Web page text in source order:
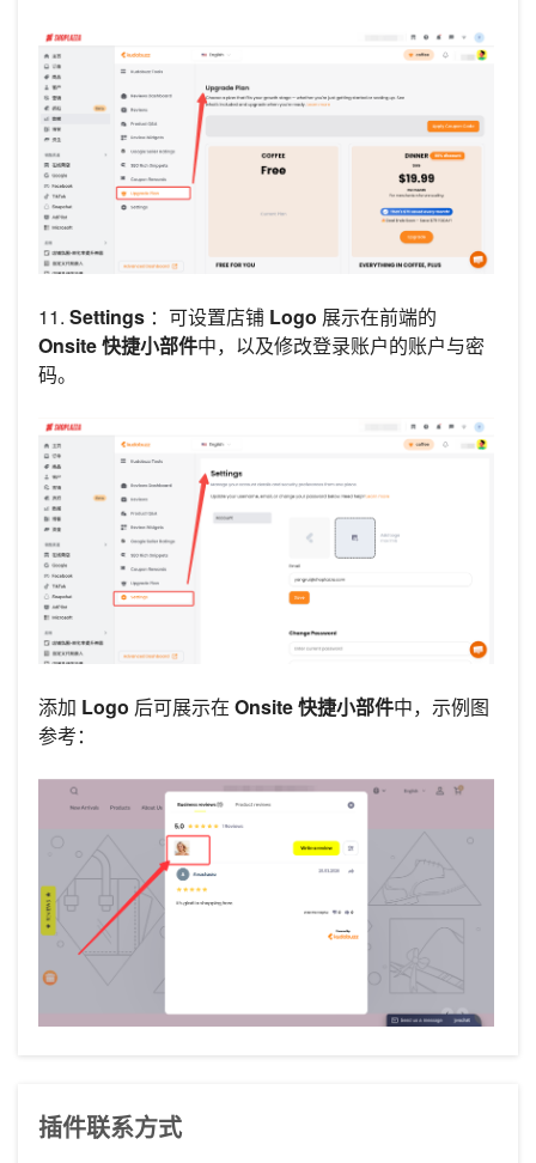
11. Settings ：可设置店铺 Logo 展示在前端的
Onsite 快捷小部件中，以及修改登录账户的账户与密
码。
添加 Logo 后可展示在 Onsite 快捷小部件中，示例图
参考：
插件联系方式